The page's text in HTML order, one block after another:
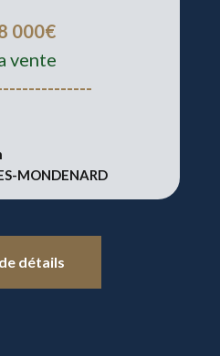
000€
vente
MONDENARD
détails